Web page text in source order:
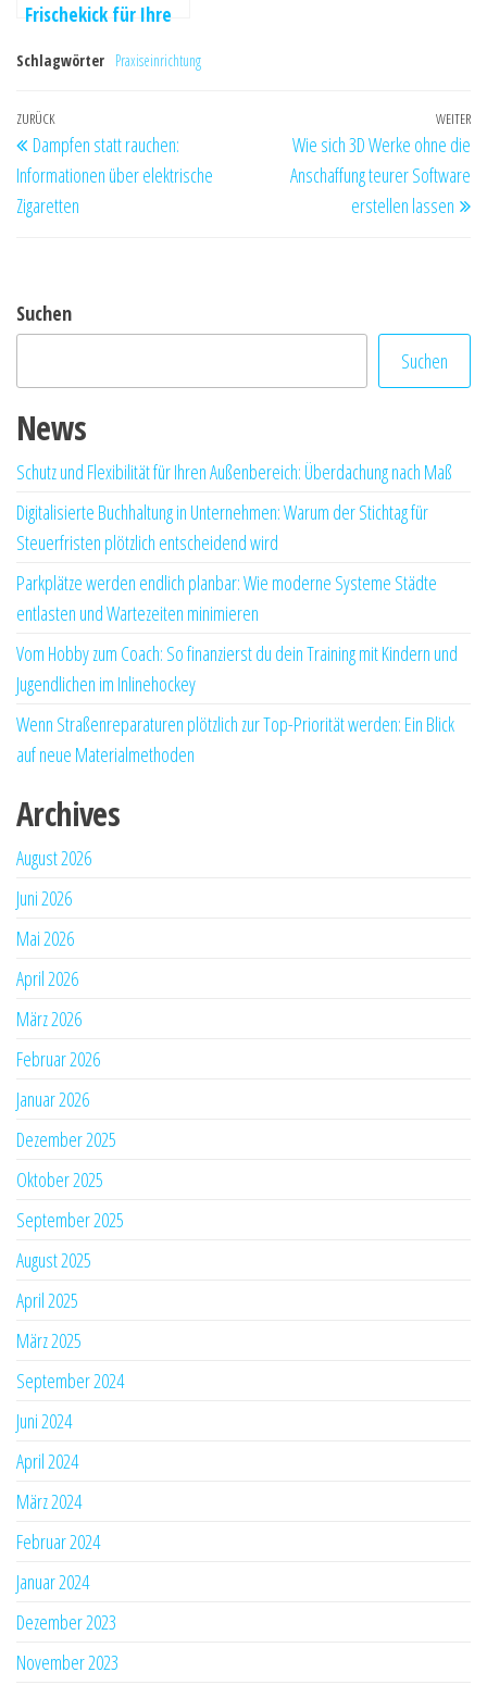
Frischekick für Ihre
Schlagwörter Praxiseinrichtung
Beitragsnavigation
Vorheriger
Beitrag
ZURÜCK
Dampfen statt rauchen:
Informationen über elektrische
Zigaretten
WEITER
Wie sich 3D Werke ohne die
Anschaffung teurer Software
erstellen lassen
Suchen
Suchen
News
Schutz und Flexibilität für Ihren Außenbereich: Überdachung nach Maß
Digitalisierte Buchhaltung in Unternehmen: Warum der Stichtag für
Steuerfristen plötzlich entscheidend wird
Parkplätze werden endlich planbar: Wie moderne Systeme Städte
entlasten und Wartezeiten minimieren
Vom Hobby zum Coach: So finanzierst du dein Training mit Kindern und
Jugendlichen im Inlinehockey
Wenn Straßenreparaturen plötzlich zur Top-Priorität werden: Ein Blick
auf neue Materialmethoden
Archives
August 2026
Juni 2026
Mai 2026
April 2026
März 2026
Februar 2026
Januar 2026
Dezember 2025
Oktober 2025
September 2025
August 2025
April 2025
März 2025
September 2024
Juni 2024
April 2024
März 2024
Februar 2024
Januar 2024
Dezember 2023
November 2023